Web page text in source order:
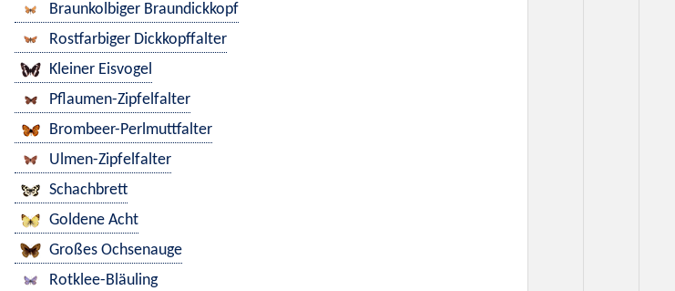
Braunkolbiger Braundickkopf
Rostfarbiger Dickkopffalter
Kleiner Eisvogel
Pflaumen-Zipfelfalter
Brombeer-Perlmuttfalter
Ulmen-Zipfelfalter
Schachbrett
Goldene Acht
Großes Ochsenauge
Rotklee-Bläuling